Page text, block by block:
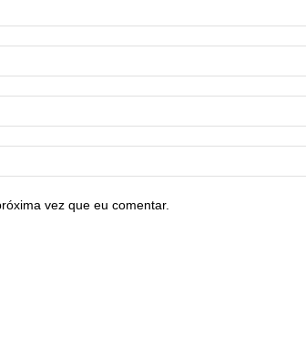
vez que eu comentar.